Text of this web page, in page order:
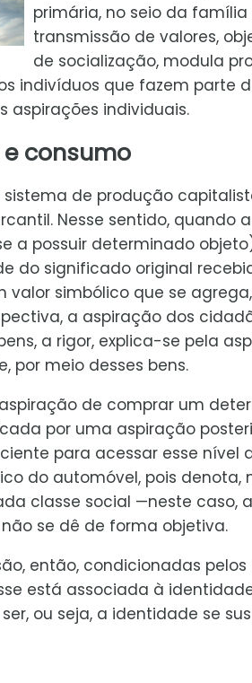
primária, no seio da
transmissão de valores,
de socialização, modula
indivíduos que fazem parte
aspirações individuais.
consumo
sistema de produção
Nesse sentido, quando
a possuir determinado
do significado original
valor simbólico que se
a aspiração dos
a rigor, explica-se pela
por meio desses bens.
aspiração de comprar um
por uma aspiração
para acessar esse nível
do automóvel, pois
classe social —neste caso,
se dê de forma objetiva.
então, condicionadas
está associada à
ou seja, a identidade se